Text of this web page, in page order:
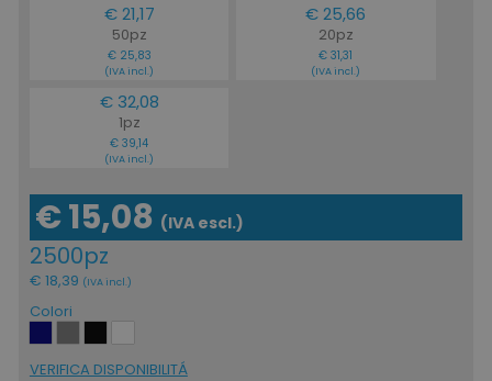
€ 21,17
50pz
€ 25,83
(IVA incl.)
€ 25,66
20pz
€ 31,31
(IVA incl.)
€ 32,08
1pz
€ 39,14
(IVA incl.)
€ 15,08 (IVA escl.)
2500pz
€ 18,39 (IVA incl.)
Colori
VERIFICA DISPONIBILITÁ